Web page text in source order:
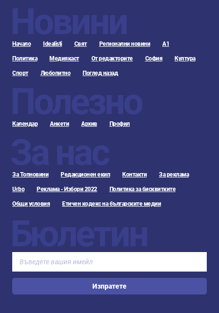
Новини
Начало Idealisti Свят Регионални новини А1
Политика Медиякаст От редакторите София Култура
Спорт Любопитно Поглед назад
Полезно
Календар Анкети Архив Профил
За нас
За Топновини Редакционен екип Контакти За реклама
Urbo Реклама - Избори 2022 Политика за бисквитките
Общи условия Етичен кодекс на българските медии
Бюлетин
Изпратете